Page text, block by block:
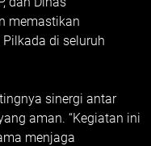
memastikan
di seluruh
sinergi antar
aman. “Kegiatan ini
menjaga